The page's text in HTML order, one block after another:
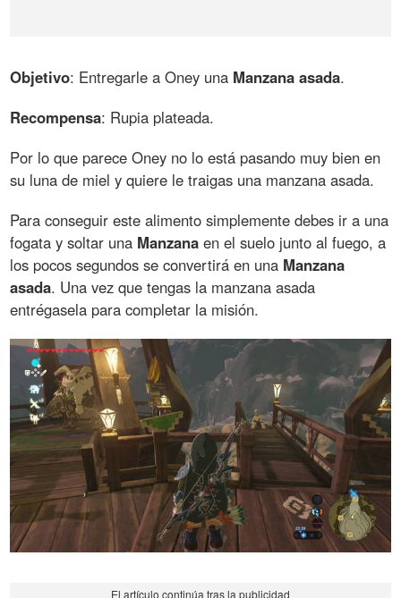
Objetivo: Entregarle a Oney una Manzana asada.
Recompensa: Rupia plateada.
Por lo que parece Oney no lo está pasando muy bien en
su luna de miel y quiere le traigas una manzana asada.
Para conseguir este alimento simplemente debes ir a una
fogata y soltar una Manzana en el suelo junto al fuego, a
los pocos segundos se convertirá en una Manzana
asada. Una vez que tengas la manzana asada
entrégasela para completar la misión.